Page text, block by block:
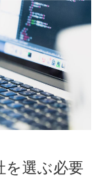
を選ぶ必要